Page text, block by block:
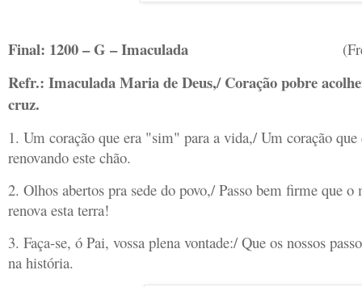
Final: 1200 – G – Imaculada (Frei
Refr.: Imaculada Maria de Deus,/ Coração pobre
cruz.
1. Um coração que era "sim" para a vida,/ Um coração
renovando este chão.
2. Olhos abertos pra sede do povo,/ Passo bem firme que
renova esta terra!
3. Faça-se, ó Pai, vossa plena vontade:/ Que os nossos
na história.